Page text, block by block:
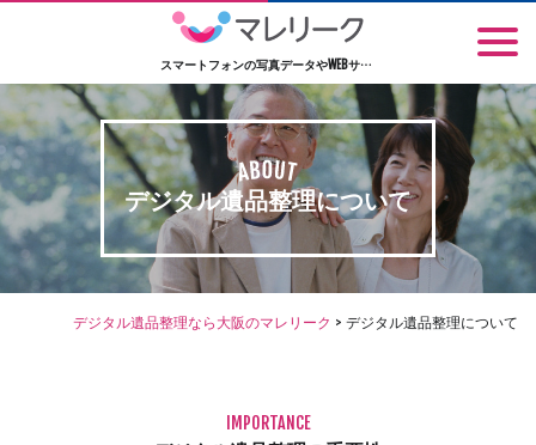
スマートフォンの写真データやWEBサービスのアカウント情報の整理
デジタル遺品整理について
デジタル遺品整理なら大阪のマレリーク > デジタル遺品整理について
IMPORTANCE